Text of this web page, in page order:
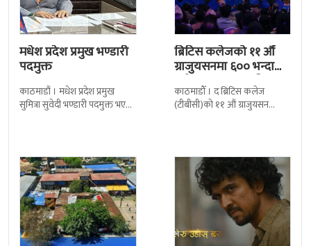
मधेश प्रदेश प्रमुख भण्डारी
पदमुक्त
काठमाडौं । मधेश प्रदेश प्रमुख
सुमित्रा सुवेदी भण्डारी पदमुक्त भएकी
ब्रिटिस कलेजको ११ औँ
ग्राजुयसनमा ६०० भन्दा
बढी ग्राजुयट सम्मानित
काठमाडौँ । द ब्रिटिस कलेज
(टीबीसी)को ११ औं ग्राजुयसन